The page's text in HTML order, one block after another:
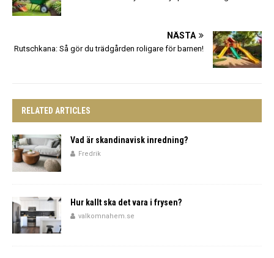
NÄSTA
Rutschkana: Så gör du trädgården roligare för barnen!
RELATED ARTICLES
Vad är skandinavisk inredning?
Fredrik
Hur kallt ska det vara i frysen?
valkomnahem.se